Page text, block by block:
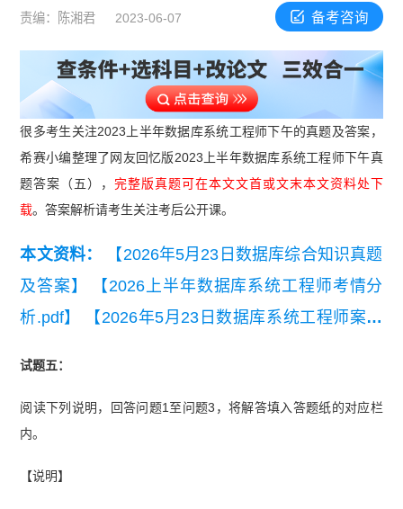
责编：陈湘君 2023-06-07 备考咨询
很多考生关注2023上半年数据库系统工程师下午的真题及答案，
希赛小编整理了网友回忆版2023上半年数据库系统工程师下午真
题答案（五），完整版真题可在本文文首或文末本文资料处下
载。答案解析请考生关注考后公开课。
本文资料：
【2026年5月23日数据库综合知识真题
及答案】
【2026上半年数据库系统工程师考情分
析.pdf】
【2026年5月23日数据库系统工程师案例
6年上半年数据库系统工程师易混淆知识点】 【20
25年5月数据库系统工程师考试分析】
半年数据库系统工程师考试案例分析真题】
试题五：
阅读下列说明，回答问题1至问题3，将解答填入答题纸的对应栏
内。
【说明】